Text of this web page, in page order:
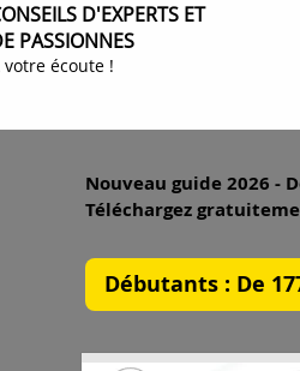
D'EXPERTS ET
PASSIONNES
votre écoute !
Nouveau guide 2026 -
Téléchargez
Débutants : De